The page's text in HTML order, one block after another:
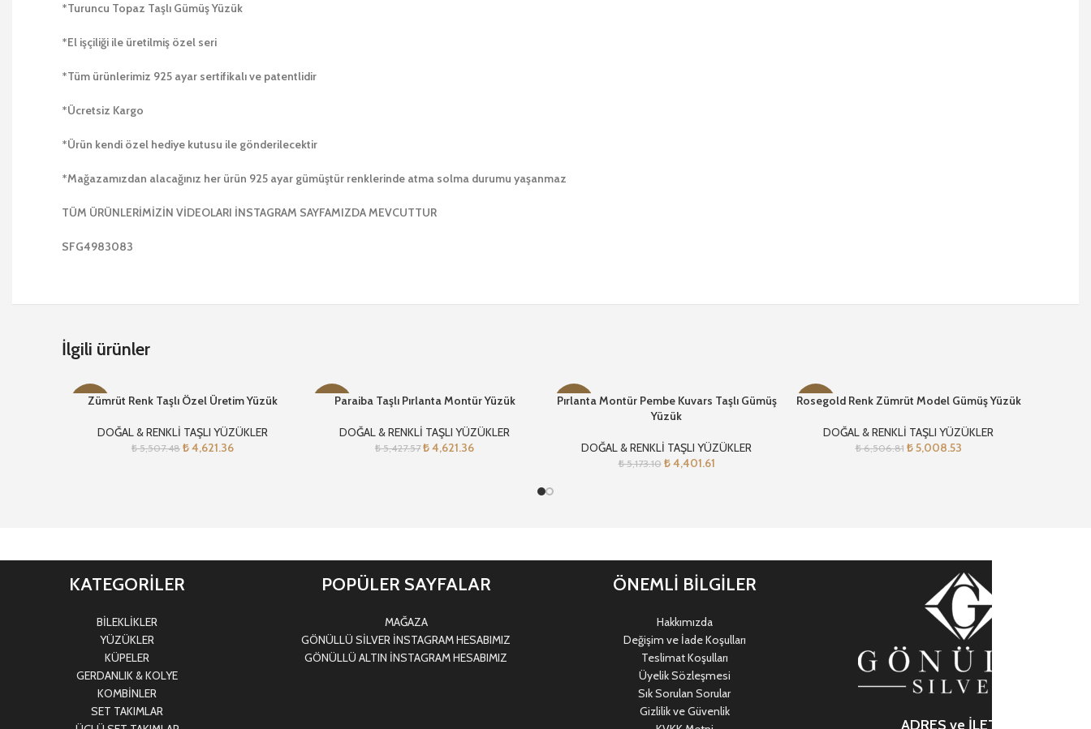
*Turuncu Topaz Taşlı Gümüş Yüzük
*El işçiliği ile üretilmiş özel seri
*Tüm ürünlerimiz 925 ayar sertifikalı ve patentlidir
*Ücretsiz Kargo
*Ürün kendi özel hediye kutusu ile gönderilecektir
*Mağazamızdan alacağınız her ürün 925 ayar gümüştür renklerinde atma solma durumu yaşanmaz
TÜM ÜRÜNLERİMİZİN VİDEOLARI İNSTAGRAM SAYFAMIZDA MEVCUTTUR
SFG4983083
İlgili ürünler
-16%
Zümrüt Renk Taşlı Özel Üretim Yüzük
DOĞAL & RENKLİ TAŞLI YÜZÜKLER
₺5,507.48 ₺4,621.36
-15%Paraiba Taşlı Pırlanta Montür Yüzük
DOĞAL & RENKLİ TAŞLI YÜZÜKLER
₺5,427.57 ₺4,621.36
-15%
Pırlanta Montür Pembe Kuvars Taşlı Gümüş
Yüzük
DOĞAL & RENKLİ TAŞLI YÜZÜKLER
₺5,173.10 ₺4,401.61
-23%
Rosegold Renk Zümrüt Model Gümüş Yüzük
DOĞAL & RENKLİ TAŞLI YÜZÜKLER
₺6,506.81 ₺5,008.53
KATEGORİLER
BİLEKLİKLER
YÜZÜKLER
KÜPELER
GERDANLIK & KOLYE
KOMBİNLER
SET TAKIMLAR
POPÜLER SAYFALAR
MAĞAZA
GÖNÜLLÜ SİLVER İNSTAGRAM HESABIMIZ
GÖNÜLLÜ ALTIN İNSTAGRAM HESABIMIZ
ÖNEMLİ BİLGİLER
Hakkımızda
Değişim ve İade Koşulları
Teslimat Koşulları
Üyelik Sözleşmesi
Sık Sorulan Sorular
Gizlilik ve Güvenlik
ADRES ve İLETİŞİM